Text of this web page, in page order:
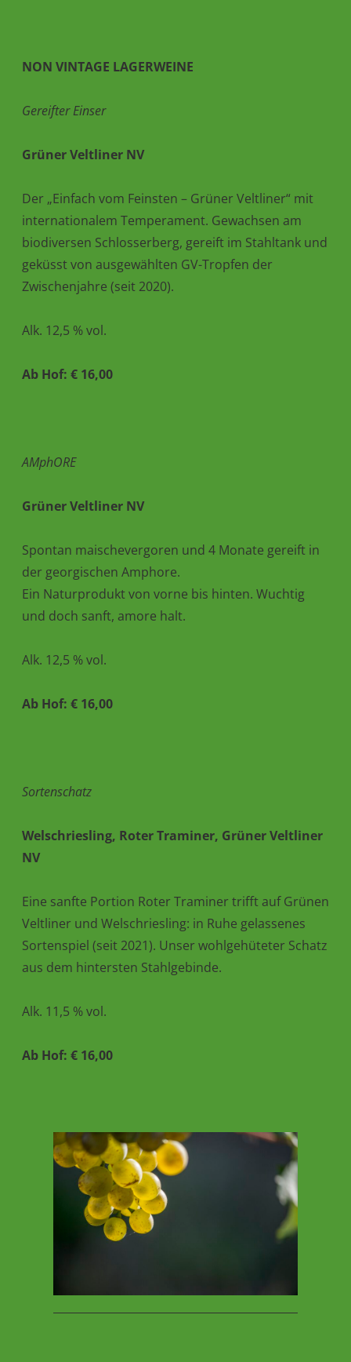
NON VINTAGE LAGERWEINE
Gereifter Einser
Grüner Veltliner NV
Der „Einfach vom Feinsten – Grüner Veltliner“ mit
internationalem Temperament. Gewachsen am
biodiversen Schlosserberg, gereift im Stahltank und
geküsst von ausgewählten GV-Tropfen der
Zwischenjahre (seit 2020).
Alk. 12,5 % vol.
Ab Hof: € 16,00
AMphORE
Grüner Veltliner NV
Spontan maischevergoren und 4 Monate gereift in
der georgischen Amphore.
Ein Naturprodukt von vorne bis hinten. Wuchtig
und doch sanft, amore halt.
Alk. 12,5 % vol.
Ab Hof: € 16,00
Sortenschatz
Welschriesling, Roter Traminer, Grüner Veltliner
NV
Eine sanfte Portion Roter Traminer trifft auf Grünen
Veltliner und Welschriesling: in Ruhe gelassenes
Sortenspiel (seit 2021). Unser wohlgehüteter Schatz
aus dem hintersten Stahlgebinde.
Alk. 11,5 % vol.
Ab Hof: € 16,00